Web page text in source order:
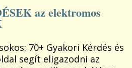
az elektromos
70+ Gyakori Kérdés és
segít eligazodni az